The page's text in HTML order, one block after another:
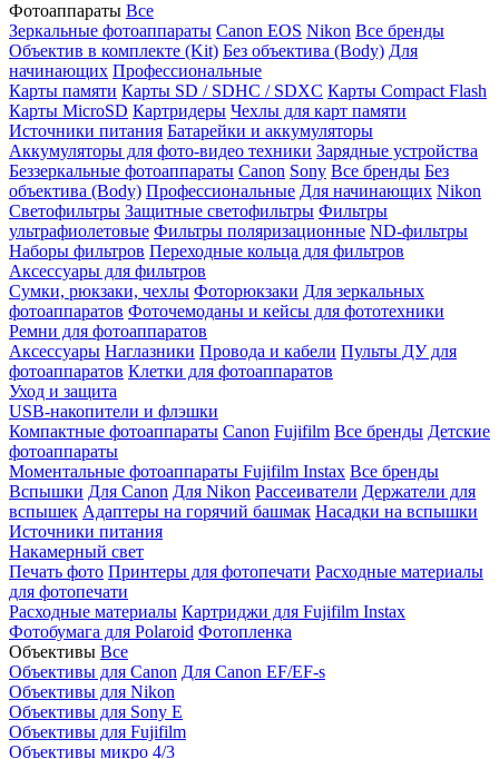
Фотоаппараты Все
Зеркальные фотоаппараты Canon EOS Nikon Все бренды
Объектив в комплекте (Kit) Без объектива (Body) Для
начинающих Профессиональные
Карты памяти Карты SD / SDHC / SDXC Карты Compact Flash
Карты MicroSD Картридеры Чехлы для карт памяти
Источники питания Батарейки и аккумуляторы
Аккумуляторы для фото-видео техники Зарядные устройства
Беззеркальные фотоаппараты Canon Sony Все бренды Без
объектива (Body) Профессиональные Для начинающих Nikon
Светофильтры Защитные светофильтры Фильтры
ультрафиолетовые Фильтры поляризационные ND-фильтры
Наборы фильтров Переходные кольца для фильтров
Аксессуары для фильтров
Сумки, рюкзаки, чехлы Фоторюкзаки Для зеркальных
фотоаппаратов Фоточемоданы и кейсы для фототехники
Ремни для фотоаппаратов
Аксессуары Наглазники Провода и кабели Пульты ДУ для
фотоаппаратов Клетки для фотоаппаратов
Уход и защита
USB-накопители и флэшки
Компактные фотоаппараты Canon Fujifilm Все бренды Детские
фотоаппараты
Моментальные фотоаппараты Fujifilm Instax Все бренды
Вспышки Для Canon Для Nikon Рассеиватели Держатели для
вспышек Адаптеры на горячий башмак Насадки на вспышки
Источники питания
Накамерный свет
Печать фото Принтеры для фотопечати Расходные материалы
для фотопечати
Расходные материалы Картриджи для Fujifilm Instax
Фотобумага для Polaroid Фотопленка
Объективы Все
Объективы для Canon Для Canon EF/EF-s
Объективы для Nikon
Объективы для Sony E
Объективы для Fujifilm
Объективы микро 4/3